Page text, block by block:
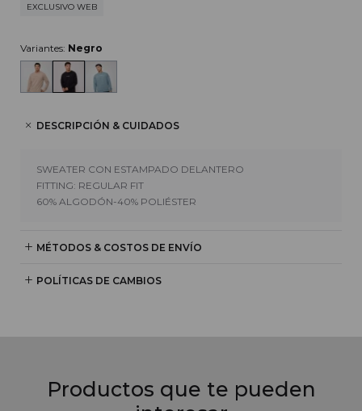
EXCLUSIVO WEB
Variantes: Negro
DESCRIPCIÓN & CUIDADOS
SWEATER CON ESTAMPADO DELANTERO
FITTING: REGULAR FIT
60% ALGODÓN-40% POLIÉSTER
MÉTODOS & COSTOS DE ENVÍO
POLÍTICAS DE CAMBIOS
Productos que te pueden